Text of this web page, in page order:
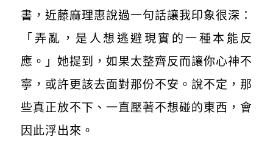
書，近藤麻理惠說過一句話讓我印象很深：
「弄亂，是人想逃避現實的一種本能反
應。」她提到，如果太整齊反而讓你心神不
寧，或許更該去面對那份不安。說不定，那
些真正放不下、一直壓著不想碰的東西，會
因此浮出來。